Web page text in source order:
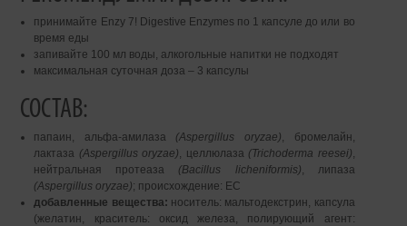
принимайте Enzy 7! Digestive Enzymes по 1 капсуле до или во
время еды
запивайте 100 мл воды, алкогольные напитки не подходят
максимальная суточная доза – 3 капсулы
СОСТАВ:
папаин, альфа-амилаза (Aspergillus oryzae), бромелайн,
лактаза (Aspergillus oryzae), целлюлаза (Trichoderma reesei),
нейтральная протеаза (Bacillus licheniformis), липаза
(Aspergillus oryzae); происхождение: ЕС
добавленные вещества: носитель: мальтодекстрин, капсула
(желатин, краситель: оксид железа, полирующий агент: